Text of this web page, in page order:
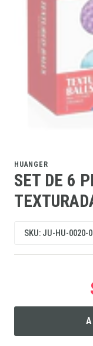
HUANGER
SET DE 6
SKU: JU-HU-0020-